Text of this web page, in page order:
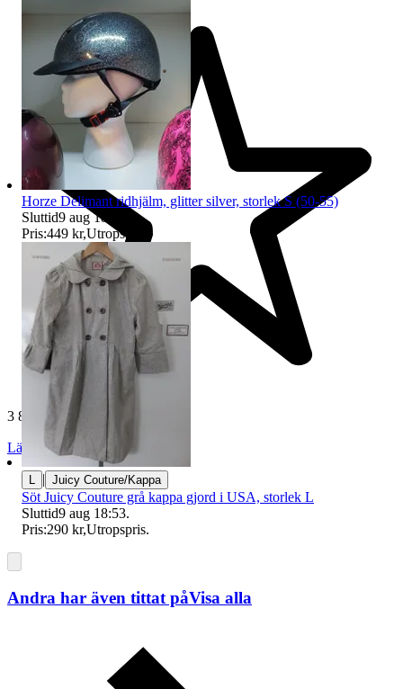
3 814 omdömen
Läs omdömen Följ
Horze Delimant ridhjälm, glitter silver, storlek S (50-55)
Sluttid9 aug 18:07
Pris:449 kr,Utropspris
| Juicy Couture/Kappa
Söt Juicy Couture grå kappa gjord i USA, storlek L
Sluttid9 aug 18:53.
Pris:290 kr,Utropspris.
Andra har även tittat påVisa alla